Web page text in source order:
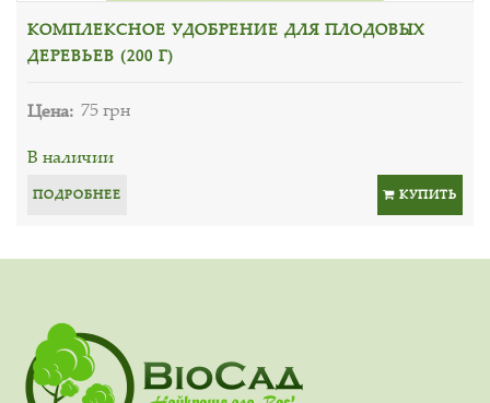
КОМПЛЕКСНОЕ УДОБРЕНИЕ ДЛЯ ПЛОДОВЫХ
ДЕРЕВЬЕВ (200 Г)
Цена: 75 грн
В наличии
ПОДРОБНЕЕ КУПИТЬ